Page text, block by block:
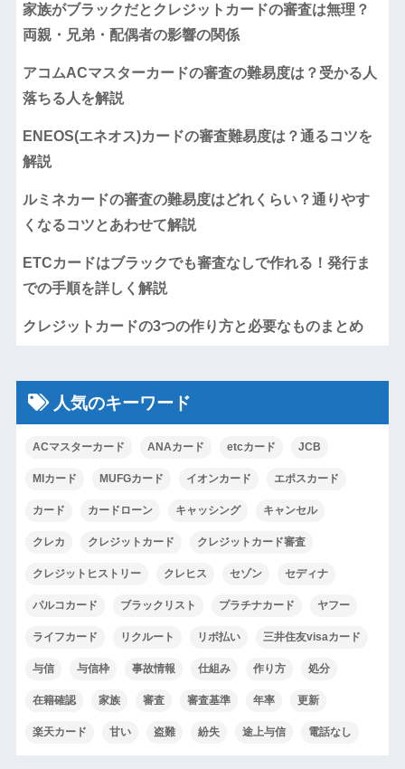
家族がブラックだとクレジットカードの審査は無理？
両親・兄弟・配偶者の影響の関係
アコムACマスターカードの審査の難易度は？受かる人
落ちる人を解説
ENEOS(エネオス)カードの審査難易度は？通るコツを
解説
ルミネカードの審査の難易度はどれくらい？通りやす
くなるコツとあわせて解説
ETCカードはブラックでも審査なしで作れる！発行ま
での手順を詳しく解説
クレジットカードの3つの作り方と必要なものまとめ
人気のキーワード
ACマスターカード ANAカード etcカード JCB
MIカード MUFGカード イオンカード エポスカード
カード カードローン キャッシング キャンセル
クレカ クレジットカード クレジットカード審査
クレジットヒストリー クレヒス セゾン セディナ
パルコカード ブラックリスト プラチナカード ヤフー
ライフカード リクルート リボ払い 三井住友visaカード
与信 与信枠 事故情報 仕組み 作り方 処分
在籍確認 家族 審査 審査基準 年率 更新
楽天カード 甘い 盗難 紛失 途上与信 電話なし